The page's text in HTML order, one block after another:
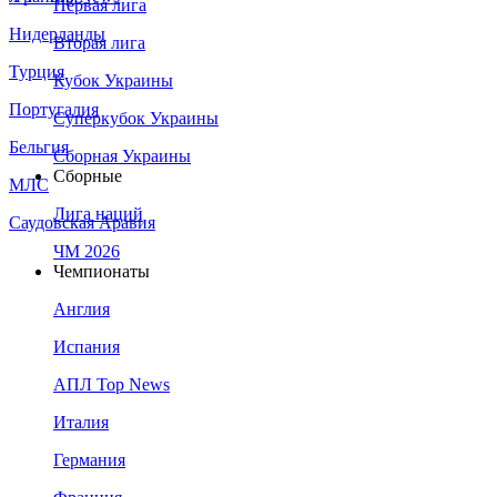
Нидерланды
Турция
Португалия
Бельгия
МЛС
Саудовская Аравия
Первая лига
Вторая лига
Кубок Украины
Суперкубок Украины
Сборная Украины
Сборные
Лига наций
ЧМ 2026
Чемпионаты
Англия
Испания
АПЛ Top News
Италия
Германия